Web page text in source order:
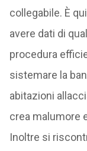
collegabile. È
avere dati di
procedura
sistemare la
abitazioni
crea malumore
Inoltre si